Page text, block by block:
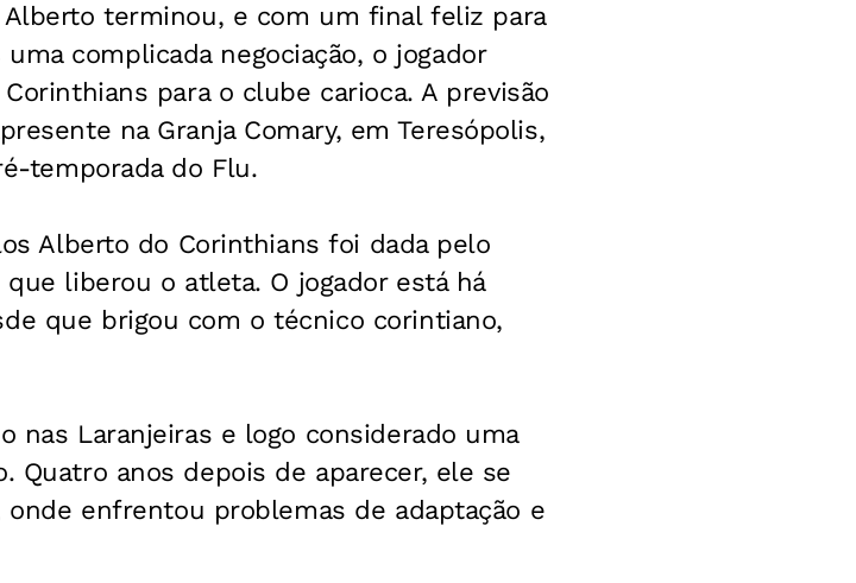
terminou, e com um final feliz para
complicada negociação, o jogador
para o clube carioca. A previsão
na Granja Comary, em Teresópolis,
temporada do Flu.
Alberto do Corinthians foi dada pelo
liberou o atleta. O jogador está há
que brigou com o técnico corintiano,
nas Laranjeiras e logo considerado uma
Quatro anos depois de aparecer, ele se
enfrentou problemas de adaptação e